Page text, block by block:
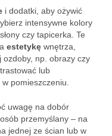
i dodatki, aby ożywić
intensywne kolory
czy tapicerka. Te
estetykę wnętrza,
ozdoby, np. obrazy czy
lub
pomieszczeniu.
uwagę na dobór
przemyślany – na
jednej ze ścian lub w